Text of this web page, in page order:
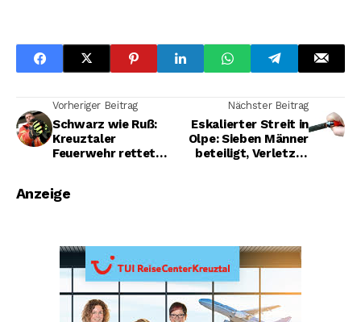
Vorheriger Beitrag
Schwarz wie Ruß:
Kreuztaler
Feuerwehr rettet
Nächster Beitrag
Eskalierter Streit in
Olpe: Sieben Männer
beteiligt, Verletzte
Anzeige